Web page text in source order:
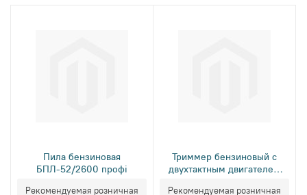
Пила бензиновая
БПЛ-52/2600 профі
Рекомендуемая розничная
Триммер бензиновый с
двухтактным двигателем
Рекомендуемая розничная